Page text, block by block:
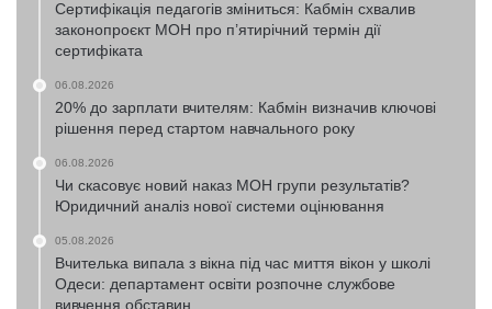
Сертифікація педагогів зміниться: Кабмін схвалив
законопроєкт МОН про п’ятирічний термін дії
сертифіката
06.08.2026
20% до зарплати вчителям: Кабмін визначив ключові
рішення перед стартом навчального року
06.08.2026
Чи скасовує новий наказ МОН групи результатів?
Юридичний аналіз нової системи оцінювання
05.08.2026
Вчителька випала з вікна під час миття вікон у школі
Одеси: департамент освіти розпочне службове
вивчення обставин